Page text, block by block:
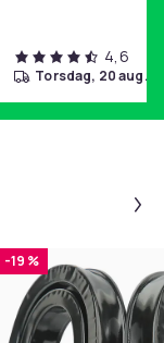
4,6
torsdag, 20 aug.
-19 %